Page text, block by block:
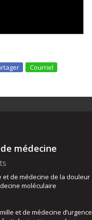
Courriel
médecine
et de médecine de la douleur
moléculaire
et de médecine d’urgence